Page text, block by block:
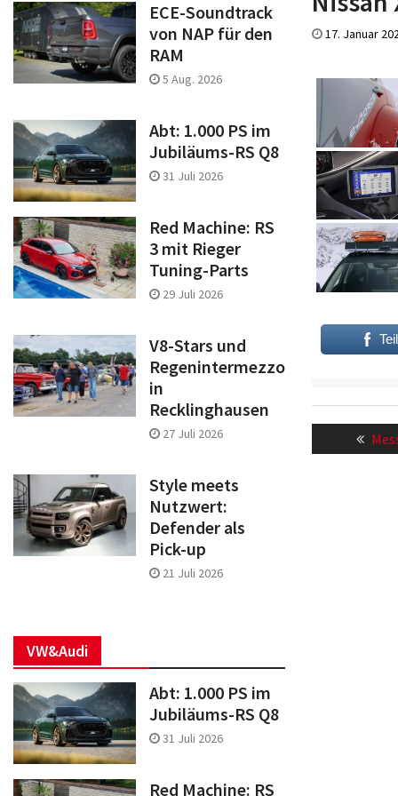
17. Januar
ECE-Soundtrack
von NAP für den
RAM
5 Aug. 2026
Abt: 1.000 PS im
Jubiläums-RS Q8
31 Juli 2026
Red Machine: RS
3 mit Rieger
Tuning-Parts
29 Juli 2026
V8-Stars und
Regenintermezzo
in
Recklinghausen
27 Juli 2026
Style meets
Nutzwert:
Defender als
Pick-up
21 Juli 2026
VW&Audi
Abt: 1.000 PS im
Jubiläums-RS Q8
31 Juli 2026
Red Machine: RS